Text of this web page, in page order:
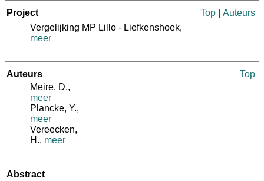
Project Top
Auteurs
Vergelijking MP Lillo - Liefkenshoek,
meer
Auteurs
Top
Meire, D.,
meer
Plancke, Y.,
meer
Vereecken,
H., meer
Abstract